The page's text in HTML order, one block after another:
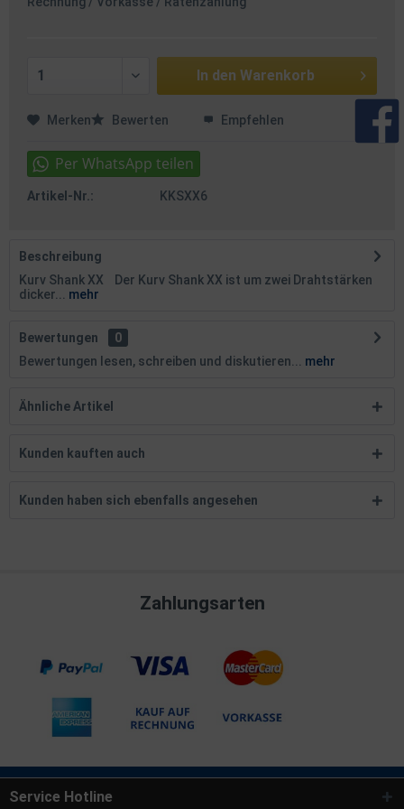
In den Warenkorb
Merken Bewerten Empfehlen
Artikel-Nr.: KKSXX6
Beschreibung
Kurv Shank XX Der Kurv Shank XX ist um zwei Drahtstärken
dicker...
mehr
Bewertungen
0
Bewertungen lesen, schreiben und diskutieren...
mehr
Ähnliche Artikel
Kunden kauften auch
Kunden haben sich ebenfalls angesehen
Zahlungsarten
Service Hotline